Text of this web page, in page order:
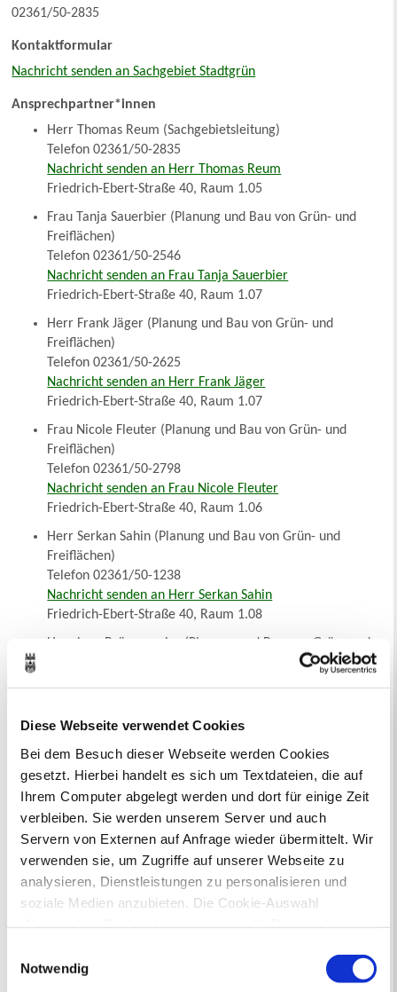
Diese Webseite verwendet Cookies
Bei dem Besuch dieser Webseite werden Cookies
gesetzt. Hierbei handelt es sich um Textdateien, die auf
Ihrem Computer abgelegt werden und dort für einige Zeit
verbleiben. Sie werden unserem Server und auch
Servern von Externen auf Anfrage wieder übermittelt. Wir
verwenden sie, um Zugriffe auf unserer Webseite zu
analysieren, Dienstleistungen zu personalisieren und
soziale Medien anzubieten. Die Cookie-Auswahl
Drittländern (USA) mit unzureichendem
Datenschutzniveau verarbeiten. Es besteht die Gefahr,
Notwendig
02361/50-2835
Kontaktformular
Nachricht senden an Sachgebiet Stadtgrün
Ansprechpartner*innen
Herr Thomas Reum (Sachgebietsleitung)
Telefon 02361/50-2835
Nachricht senden an Herr Thomas Reum
Friedrich-Ebert-Straße 40, Raum 1.05
Frau Tanja Sauerbier (Planung und Bau von Grün- und
Freiflächen)
Telefon 02361/50-2546
Nachricht senden an Frau Tanja Sauerbier
Friedrich-Ebert-Straße 40, Raum 1.07
Herr Frank Jäger (Planung und Bau von Grün- und
Freiflächen)
Telefon 02361/50-2625
Nachricht senden an Herr Frank Jäger
Friedrich-Ebert-Straße 40, Raum 1.07
Frau Nicole Fleuter (Planung und Bau von Grün- und
Freiflächen)
Telefon 02361/50-2798
Nachricht senden an Frau Nicole Fleuter
Friedrich-Ebert-Straße 40, Raum 1.06
Herr Serkan Sahin (Planung und Bau von Grün- und
Freiflächen)
Telefon 02361/50-1238
Nachricht senden an Herr Serkan Sahin
Friedrich-Ebert-Straße 40, Raum 1.08
Herr Lars Brüggemeier (Planung und Bau von Grün- und
Friedrich-Ebert-Straße 40, Raum 1.08
Frau Corinna Böcker (Planung und Bau von Grün- und
Freiflächen)
Telefon 02361/50-2829
Nachricht senden an Frau Corinna Böcker
N. N. (Planung und Bau von Grün- und Freiflächen)
Telefon 02361/50-2789
Nachricht senden an Mitarbeiter*in N. N.
Telefon 02361/50-1975